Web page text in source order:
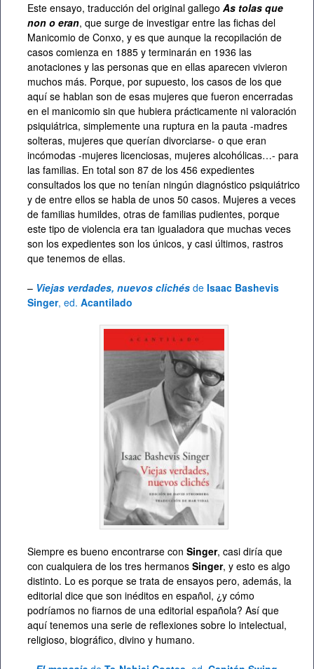
Este ensayo, traducción del original gallego As tolas que
non o eran, que surge de investigar entre las fichas del
Manicomio de Conxo, y es que aunque la recopilación de
casos comienza en 1885 y terminarán en 1936 las
anotaciones y las personas que en ellas aparecen vivieron
muchos más. Porque, por supuesto, los casos de los que
aquí se hablan son de esas mujeres que fueron encerradas
en el manicomio sin que hubiera prácticamente ni valoración
psiquiátrica, simplemente una ruptura en la pauta -madres
solteras, mujeres que querían divorciarse- o que eran
incómodas -mujeres licenciosas, mujeres alcohólicas…- para
las familias. En total son 87 de los 456 expedientes
consultados los que no tenían ningún diagnóstico psiquiátrico
y de entre ellos se habla de unos 50 casos. Mujeres a veces
de familias humildes, otras de familias pudientes, porque
este tipo de violencia era tan igualadora que muchas veces
son los expedientes son los únicos, y casi últimos, rastros
que tenemos de ellas.
– Viejas verdades, nuevos clichés de Isaac Bashevis
Singer, ed. Acantilado
Siempre es bueno encontrarse con Singer, casi diría que
con cualquiera de los tres hermanos Singer, y esto es algo
distinto. Lo es porque se trata de ensayos pero, además, la
editorial dice que son inéditos en español, ¿y cómo
podríamos no fiarnos de una editorial española? Así que
aquí tenemos una serie de reflexiones sobre lo intelectual,
religioso, biográfico, divino y humano.